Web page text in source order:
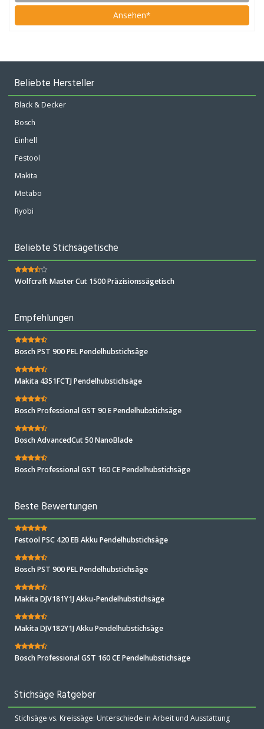
Ansehen*
Beliebte Hersteller
Black & Decker
Bosch
Einhell
Festool
Makita
Metabo
Ryobi
Beliebte Stichsägetische
Wolfcraft Master Cut 1500 Präzisionssägetisch
Empfehlungen
Bosch PST 900 PEL Pendelhubstichsäge
Makita 4351FCTJ Pendelhubstichsäge
Bosch Professional GST 90 E Pendelhubstichsäge
Bosch AdvancedCut 50 NanoBlade
Bosch Professional GST 160 CE Pendelhubstichsäge
Beste Bewertungen
Festool PSC 420 EB Akku Pendelhubstichsäge
Bosch PST 900 PEL Pendelhubstichsäge
Makita DJV181Y1J Akku-Pendelhubstichsäge
Makita DJV182Y1J Akku Pendelhubstichsäge
Bosch Professional GST 160 CE Pendelhubstichsäge
Stichsäge Ratgeber
Stichsäge vs. Kreissäge: Unterschiede in Arbeit und Ausstattung